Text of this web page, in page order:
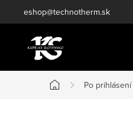
na
eshop@technotherm.sk
Domov
Po prihlásení